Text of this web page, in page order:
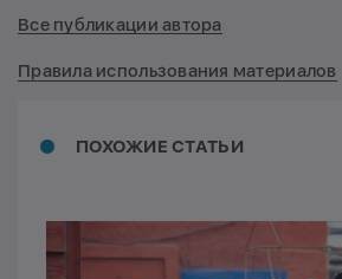
ПОХОЖИЕ СТАТЬИ
Все публикации автора
Правила использования материалов